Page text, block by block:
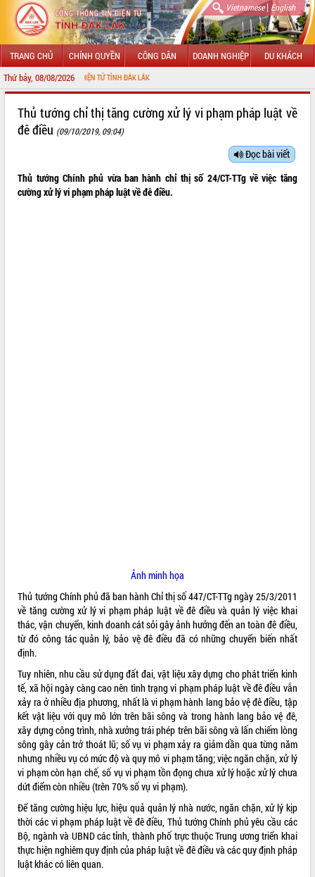
Vietnamese| English
TRANG CHỦ CHÍNH QUYỀN CÔNG DÂN DOANH NGHIỆP DU KHÁCH
Thứ bảy, 08/08/2026
TIN ĐIỆN TỬ TỈNH ĐẮK LẮK
LÃNH ĐẠO UBND TỈNH
SỞ, BAN, NGÀNH
VIDEO
Không có file video nào để phát.
ALBUM ẢNH
LIÊN KẾT WEB
Thủ tướng chỉ thị tăng cường xử lý vi phạm pháp luật về
đê điều (09/10/2019, 09:04)
Đọc bài viết
Thủ tướng Chính phủ vừa ban hành chỉ thị số 24/CT-TTg về việc tăng
cường xử lý vi phạm pháp luật về đê điều.
Ảnh minh họa
Thủ tướng Chính phủ đã ban hành Chỉ thị số 447/CT-TTg ngày 25/3/2011
về tăng cường xử lý vi phạm pháp luật về đê điều và quản lý việc khai
thác, vận chuyển, kinh doanh cát sỏi gây ảnh hưởng đến an toàn đê điều,
từ đó công tác quản lý, bảo vệ đê điều đã có những chuyển biến nhất
định.
Tuy nhiên, nhu cầu sử dụng đất đai, vật liệu xây dựng cho phát triển kinh
tế, xã hội ngày càng cao nên tình trạng vi phạm pháp luật về đê điều vẫn
xảy ra ở nhiều địa phương, nhất là vi phạm hành lang bảo vệ đê điều, tập
kết vật liệu với quy mô lớn trên bãi sông và trong hành lang bảo vệ đê,
xây dựng công trình, nhà xưởng trái phép trên bãi sông và lấn chiếm lòng
sông gây cản trở thoát lũ; số vụ vi phạm xảy ra giảm dần qua từng năm
nhưng nhiều vụ có mức độ và quy mô vi phạm tăng; việc ngăn chặn, xử lý
vi phạm còn hạn chế, số vụ vi phạm tồn đọng chưa xử lý hoặc xử lý chưa
dứt điểm còn nhiều (trên 70% số vụ vi phạm).
Để tăng cường hiệu lực, hiệu quả quản lý nhà nước, ngăn chặn, xử lý kịp
thời các vi phạm pháp luật về đê điều, Thủ tướng Chính phủ yêu cầu các
Bộ, ngành và UBND các tỉnh, thành phố trực thuộc Trung ương triển khai
thực hiện nghiêm quy định của pháp luật về đê điều và các quy định pháp
luật khác có liên quan.